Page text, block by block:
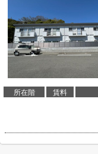
所在階 賃料